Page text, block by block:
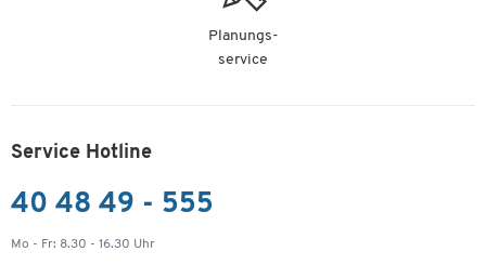
Planungs-
service
Service Hotline
40 48 49 - 555
Mo - Fr: 8.30 - 16.30 Uhr